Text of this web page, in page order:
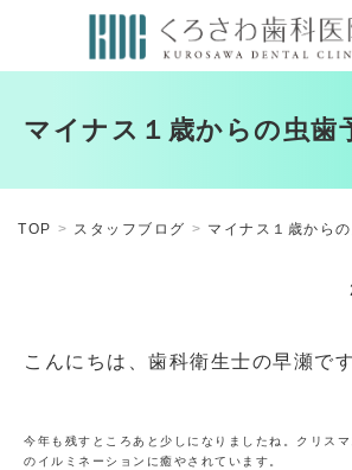
マイナス１歳からの虫歯
TOP スタッフブログ マイナス１歳から
こんにちは、歯科衛生士の早瀬です
今年も残すところあと少しになりましたね。クリス
のイルミネーションに癒やされています。